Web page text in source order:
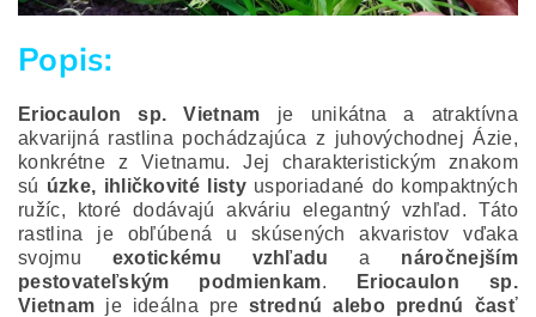
Popis:
Eriocaulon sp. Vietnam je unikátna a atraktívna
akvarijná rastlina pochádzajúca z juhovýchodnej Ázie,
konkrétne z Vietnamu. Jej charakteristickým znakom
sú úzke, ihličkovité listyusporiadané do kompaktných
ružíc, ktoré dodávajú akváriu elegantný vzhľad. Táto
rastlina je obľúbená u skúsených akvaristov vďaka
svojmu exotickému vzhľadu a náročnejším
pestovateľským podmienkam.
Eriocaulon sp.
Vietnam je ideálna prestrednú alebo prednú časť